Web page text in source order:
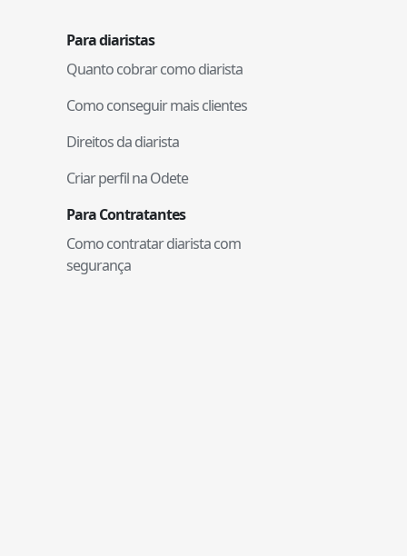
Para diaristas
Quanto cobrar como diarista
Como conseguir mais clientes
Direitos da diarista
Criar perfil na Odete
Para Contratantes
Como contratar diarista com
segurança